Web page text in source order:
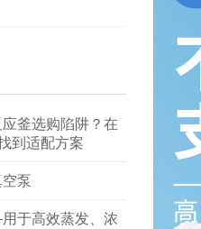
釜选购陷阱？在
到适配方案
泵
于高效蒸发、浓